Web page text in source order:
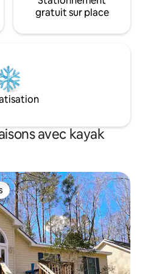
EN PLEIN
vacances
gratuit sur place
avec kayak
plus appréciés